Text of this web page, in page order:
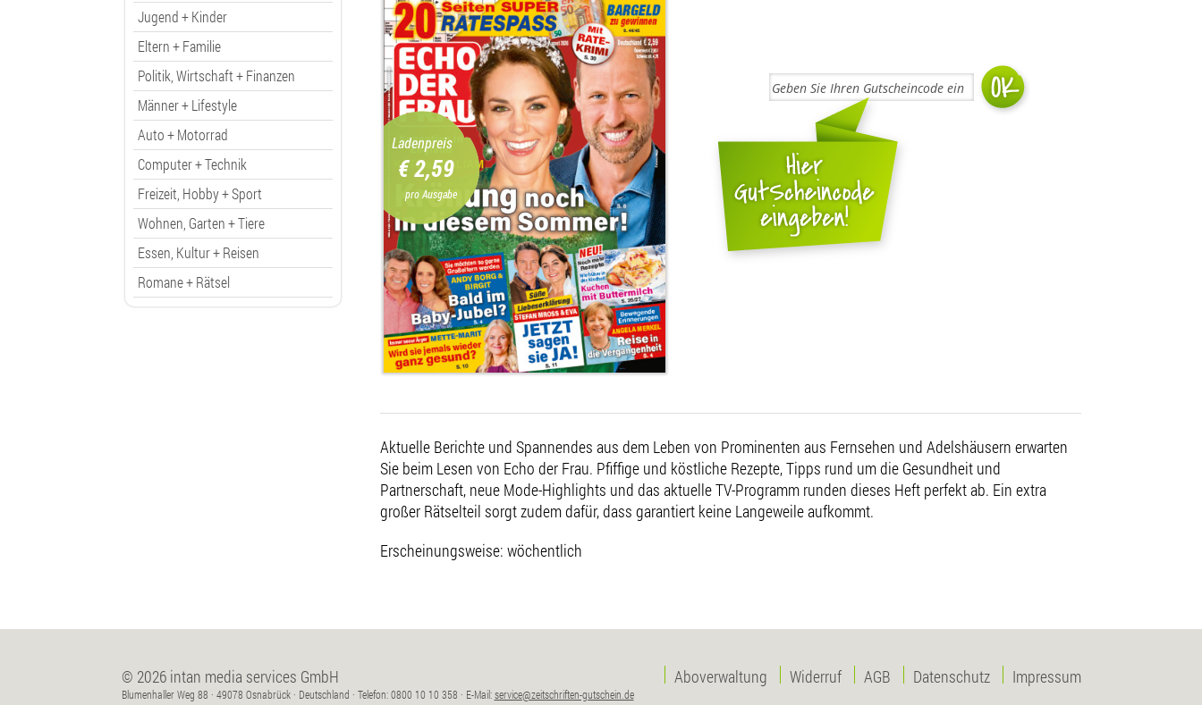
Jugend + Kinder
Eltern + Familie
Politik, Wirtschaft + Finanzen
Männer + Lifestyle
Auto + Motorrad
Computer + Technik
Freizeit, Hobby + Sport
Wohnen, Garten + Tiere
Essen, Kultur + Reisen
Romane + Rätsel
Ladenpreis
€ 2,59
pro Ausgabe
Aktuelle Berichte und Spannendes aus dem Leben von Prominenten aus Fernsehen und Adelshäusern erwarten
Sie beim Lesen von Echo der Frau. Pfiffige und köstliche Rezepte, Tipps rund um die Gesundheit und
Partnerschaft, neue Mode-Highlights und das aktuelle TV-Programm runden dieses Heft perfekt ab. Ein extra
großer Rätselteil sorgt zudem dafür, dass garantiert keine Langeweile aufkommt.
Erscheinungsweise: wöchentlich
© 2026 intan media services GmbH
Blumenhaller Weg 88 · 49078 Osnabrück · Deutschland · Telefon: 0800 10 10 358 · E-Mail:service@zeitschriften-gutschein.de
Aboverwaltung Widerruf AGB Datenschutz Impressum